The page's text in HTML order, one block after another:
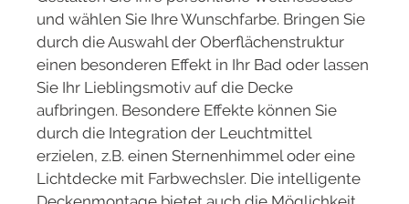
und wählen Sie Ihre Wunschfarbe. Bringen Sie
durch die Auswahl der Oberflächenstruktur
einen besonderen Effekt in Ihr Bad oder lassen
Sie Ihr Lieblingsmotiv auf die Decke
aufbringen. Besondere Effekte können Sie
durch die Integration der Leuchtmittel
erzielen, z.B. einen Sternenhimmel oder eine
Lichtdecke mit Farbwechsler. Die intelligente